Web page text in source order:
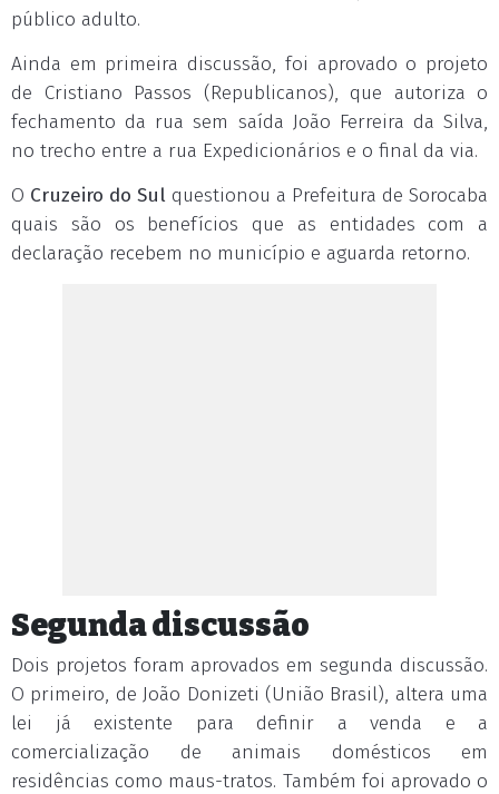
público adulto.
Ainda em primeira discussão, foi aprovado o projeto
de Cristiano Passos (Republicanos), que autoriza o
fechamento da rua sem saída João Ferreira da Silva,
no trecho entre a rua Expedicionários e o final da via.
O Cruzeiro do Sul questionou a Prefeitura de Sorocaba
quais são os benefícios que as entidades com a
declaração recebem no município e aguarda retorno.
Segunda discussão
Dois projetos foram aprovados em segunda discussão.
O primeiro, de João Donizeti (União Brasil), altera uma
lei já existente para definir a venda e a
comercialização de animais domésticos em
residências como maus-tratos. Também foi aprovado o